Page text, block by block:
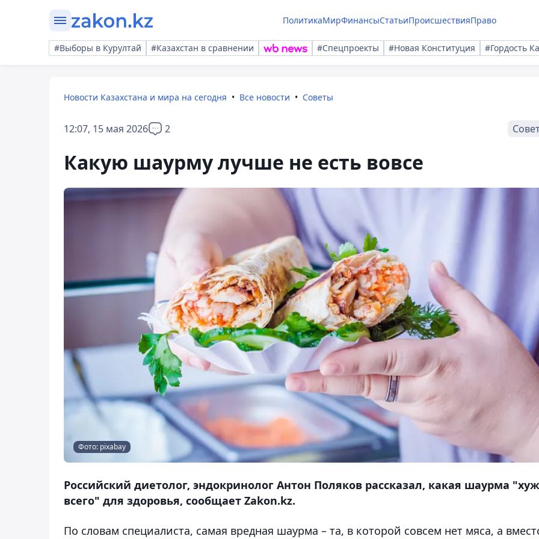
ПолитикаМирФинансыСтатьиПроисшествияПраво
#Выборы в Курултай #Казахстан в сравнении #Спецпроекты #Новая Конституция #Гордость
Новости Казахстана и мира на сегодня Все новости Советы
12:07, 15 мая 2026 2
Какую шаурму лучше не есть вовсе
Фото: pixabay
Российский диетолог, эндокринолог Антон Поляков рассказал, какая шаурма
всего" для здоровья, сообщает Zakon.kz.
По словам специалиста, самая вредная шаурма – та, в которой совсем нет мяса, а